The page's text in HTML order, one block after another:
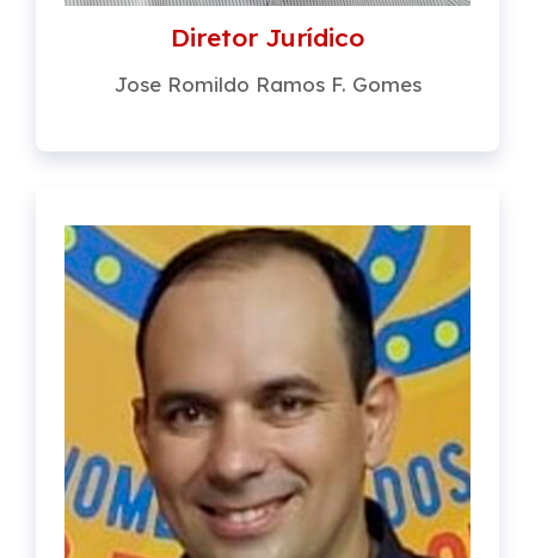
Diretor Jurídico
Jose Romildo Ramos F. Gomes